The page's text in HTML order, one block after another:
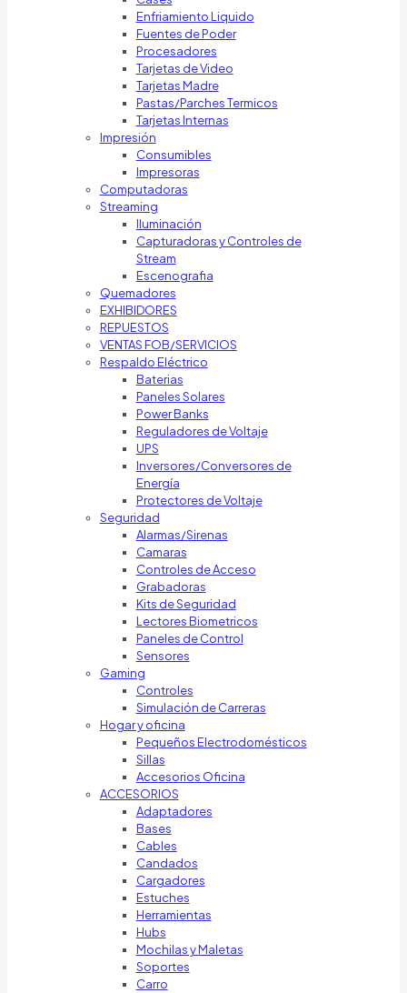
Enfriamiento Liquido
Fuentes de Poder
Procesadores
Tarjetas de Video
Tarjetas Madre
Pastas/Parches Termicos
Tarjetas Internas
Impresión
Consumibles
Impresoras
Computadoras
Streaming
Iluminación
Capturadoras y Controles de
Stream
Escenografia
Quemadores
EXHIBIDORES
REPUESTOS
VENTAS FOB/SERVICIOS
Respaldo Eléctrico
Baterias
Paneles Solares
Power Banks
Reguladores de Voltaje
UPS
Inversores/Conversores de
Energía
Protectores de Voltaje
Seguridad
Alarmas/Sirenas
Camaras
Controles de Acceso
Grabadoras
Kits de Seguridad
Lectores Biometricos
Paneles de Control
Sensores
Gaming
Controles
Simulación de Carreras
Hogar y oficina
Pequeños Electrodomésticos
Sillas
Accesorios Oficina
ACCESORIOS
Adaptadores
Bases
Cables
Candados
Cargadores
Estuches
Herramientas
Hubs
Mochilas y Maletas
Soportes
Carro